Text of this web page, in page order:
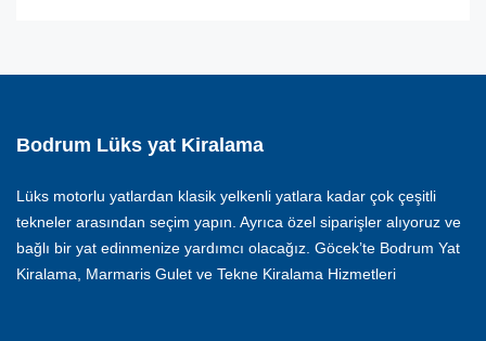
Bodrum Lüks yat Kiralama
Lüks motorlu yatlardan klasik yelkenli yatlara kadar çok çeşitli
tekneler arasından seçim yapın. Ayrıca özel siparişler alıyoruz ve
bağlı bir yat edinmenize yardımcı olacağız. Göcek’te Bodrum Yat
Kiralama, Marmaris Gulet ve Tekne Kiralama Hizmetleri